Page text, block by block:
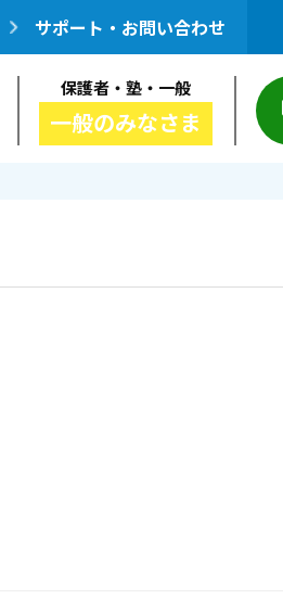
サポート・お問い合わせ
保護者・塾・一般
一般のみなさま